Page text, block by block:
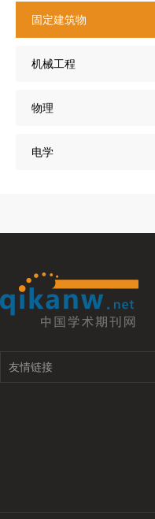
固定建筑物
机械工程
物理
电学